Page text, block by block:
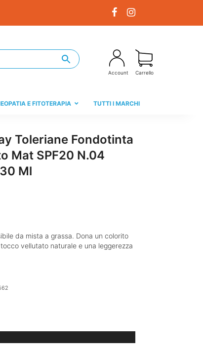
Account Carrello
E FITOTERAPIA TUTTI I MARCHI
Toleriane Fondotinta
Mat SPF20 N.04
Ml
da mista a grassa. Dona un colorito
vellutato naturale e una leggerezza